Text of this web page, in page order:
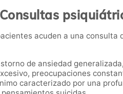
Consultas
acuden a una
de ansiedad
preocupaciones
caracterizado por una